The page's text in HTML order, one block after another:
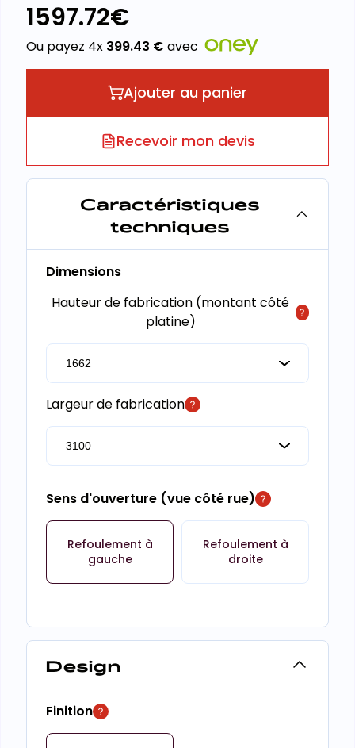
1597.72€
Ou payez 4x 399.43 € avec
Ajouter au panier
Recevoir mon devis
Caractéristiques
techniques
Dimensions
Hauteur de fabrication (montant côté
platine)
Largeur de fabrication
Sens d'ouverture (vue côté rue)
Refoulement à
gauche
Refoulement à
droite
Design
Finition